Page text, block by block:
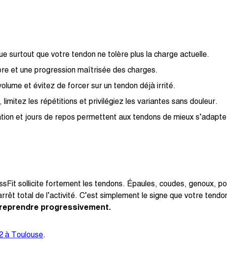
surtout que votre tendon ne tolère plus la charge actuelle.
et une progression maîtrisée des charges.
et évitez de forcer sur un tendon déjà irrité.
les répétitions et privilégiez les variantes sans douleur.
et jours de repos permettent aux tendons de mieux
sollicite fortement les tendons. Épaules, coudes, genoux,
total de l’activité. C’est simplement le signe que votre
progressivement.
à Toulouse.